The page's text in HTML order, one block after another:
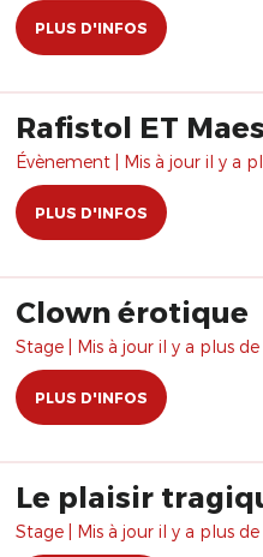
PLUS D'INFOS
Rafistol ET
Évènement | Mis à jour il y a
PLUS D'INFOS
Clown érotique
Stage | Mis à jour il y a plus de
PLUS D'INFOS
Le plaisir
Stage | Mis à jour il y a plus de